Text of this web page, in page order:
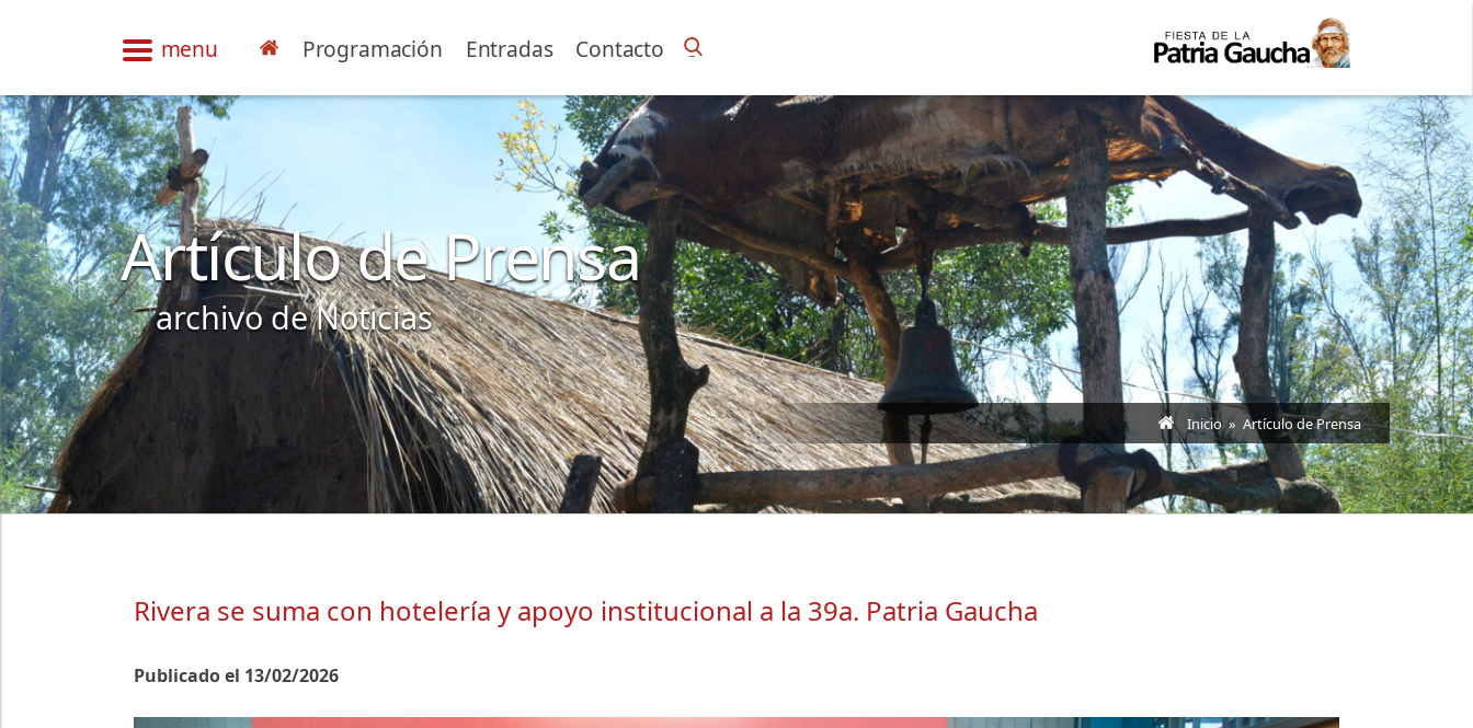
menu Programación Entradas Contacto
Artículo de Prensa
archivo de Noticias
Inicio» Artículo de Prensa
Rivera se suma con hotelería y apoyo institucional a la 39a. Patria Gaucha
Publicado el 13/02/2026